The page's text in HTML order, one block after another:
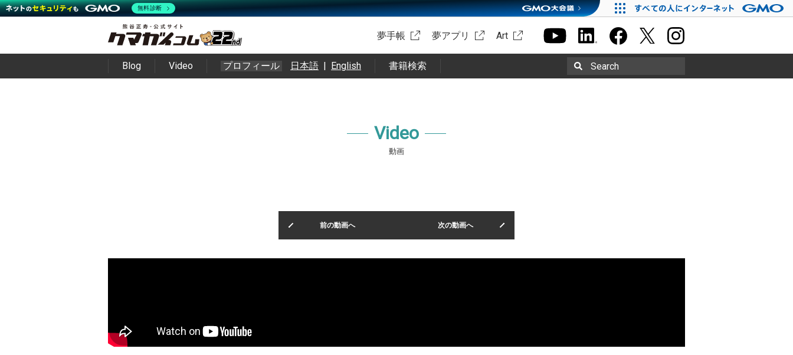
夢手帳 夢アプリ Art
Blog Video プロフィール 日本語 | English 書籍検索 Search
Video
動画
前の動画へ 次の動画へ
無料診断